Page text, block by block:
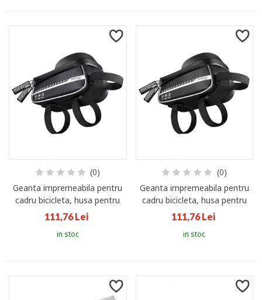
(0)
Geanta impremeabila pentru
cadru bicicleta, husa pentru
telefon
111,76 Lei
in stoc
(0)
Geanta impremeabila pentru
cadru bicicleta, husa pentru
telefon
111,76 Lei
in stoc